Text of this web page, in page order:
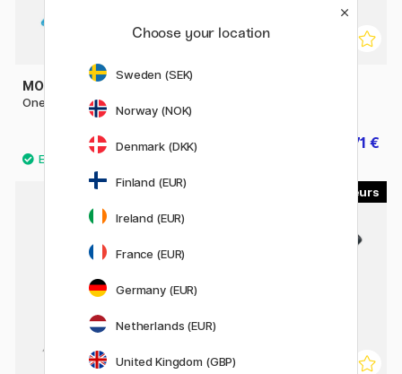
MOLOTOW
One4All 227HS 4 mm
5.60 €
7 € 10.71 €
Choose your location
Sweden (SEK)
Norway (NOK)
Denmark (DKK)
Finland (EUR)
Ireland (EUR)
France (EUR)
Germany (EUR)
Netherlands (EUR)
United Kingdom (GBP)